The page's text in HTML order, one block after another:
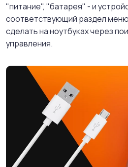
"питание", "батарея" - и
соответствующий раздел
сделать на ноутбуках через
управления.